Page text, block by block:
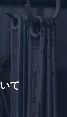
て